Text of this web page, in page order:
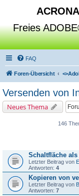
Freies
FAQ
Foren-Übersicht <>
Versenden von
Neues Thema
146
Schaltfläche
Letzter Beitrag von
Antworten: 4
Kopieren von
Letzter Beitrag von
Antworten: 7